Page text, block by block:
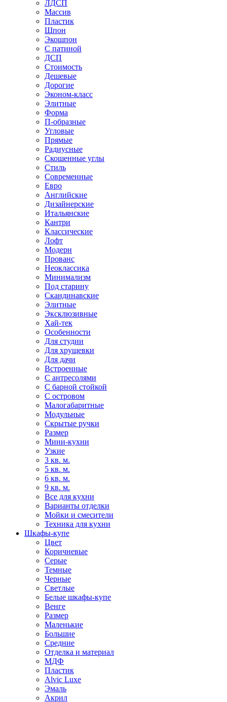
ЛДСП
Массив
Пластик
Шпон
Экошпон
С патиной
ДСП
Стоимость
Дешевые
Дорогие
Эконом-класс
Элитные
Форма
П-образные
Угловые
Прямые
Радиусные
Скошенные углы
Стиль
Современные
Евро
Английские
Дизайнерские
Итальянские
Кантри
Классические
Лофт
Модерн
Прованс
Неоклассика
Минимализм
Под старину
Скандинавские
Элитные
Эксклюзивные
Хай-тек
Особенности
Для студии
Для хрущевки
Для дачи
Встроенные
С антресолями
С барной стойкой
С островом
Малогабаритные
Модульные
Скрытые ручки
Размер
Мини-кухни
Узкие
3 кв. м.
5 кв. м.
6 кв. м.
9 кв. м.
Все для кухни
Варианты отделки
Мойки и смесители
Техника для кухни
Шкафы-купе
Цвет
Коричневые
Серые
Темные
Черные
Светлые
Белые шкафы-купе
Венге
Размер
Маленькие
Большие
Средние
Отделка и материал
МДФ
Пластик
Alvic Luxe
Эмаль
Акрил